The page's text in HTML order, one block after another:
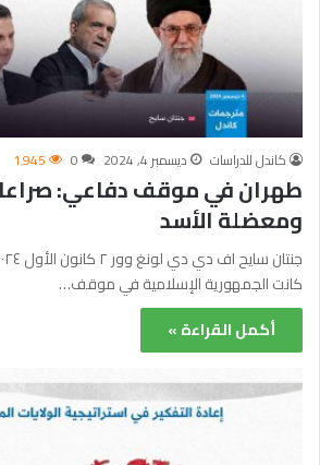
كاندل للدراسات ديسمبر 4, 2024 0 1٬945
طهران في موقف دفاعي:
ومعضلة الأسد
كانت الجمهورية الإسلامية في موقف…
أكمل القراءة »